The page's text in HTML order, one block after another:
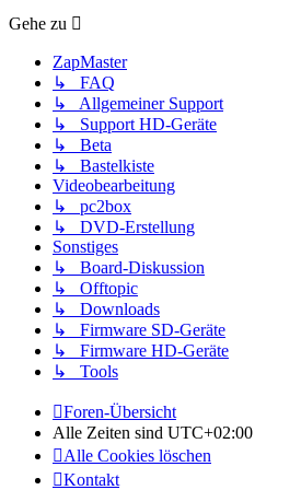
Gehe zu
ZapMaster
↳ FAQ
↳ Allgemeiner Support
↳ Support HD-Geräte
↳ Beta
↳ Bastelkiste
Videobearbeitung
↳ pc2box
↳ DVD-Erstellung
Sonstiges
↳ Board-Diskussion
↳ Offtopic
↳ Downloads
↳ Firmware SD-Geräte
↳ Firmware HD-Geräte
↳ Tools
Foren-Übersicht
Alle Zeiten sind UTC+02:00
Alle Cookies löschen
Kontakt